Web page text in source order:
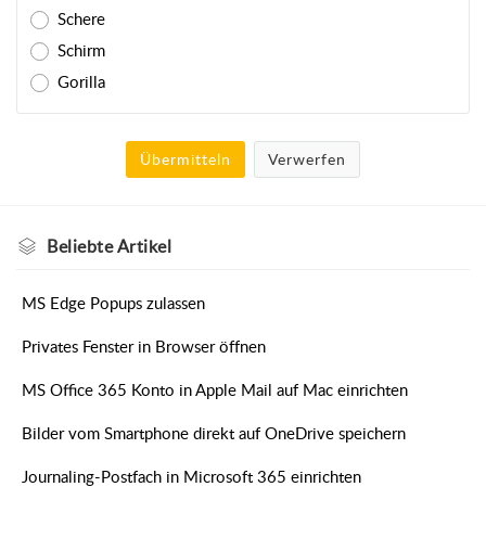
Schere
Schirm
Gorilla
Übermitteln Verwerfen
BeliebteArtikel
MS Edge Popups zulassen
Privates Fenster in Browser öffnen
MS Office 365 Konto in Apple Mail auf Mac einrichten
Bilder vom Smartphone direkt auf OneDrive speichern
Journaling-Postfach in Microsoft 365 einrichten